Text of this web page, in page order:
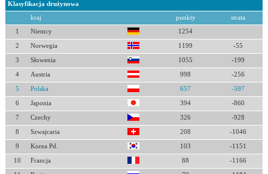
Klasyfikacja drużynowa
kraj punkty strata
1 Niemcy 1254
2 Norwegia 1199 -55
3 Słowenia 1055 -199
4 Austria 998 -256
5 Polska 657 -597
6 Japonia 394 -860
7 Czechy 326 -928
8 Szwajcaria 208 -1046
9 Korea Pd. 103 -1151
10 Francja 88 -1166